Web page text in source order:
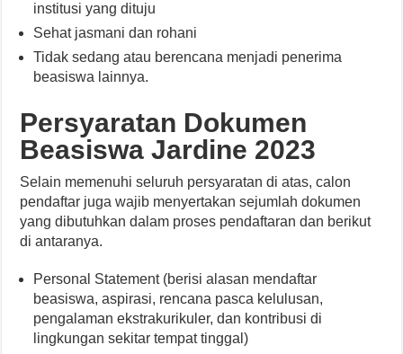
institusi yang dituju
Sehat jasmani dan rohani
Tidak sedang atau berencana menjadi penerima
beasiswa lainnya.
Persyaratan Dokumen
Beasiswa Jardine 2023
Selain memenuhi seluruh persyaratan di atas, calon
pendaftar juga wajib menyertakan sejumlah dokumen
yang dibutuhkan dalam proses pendaftaran dan berikut
di antaranya.
Personal Statement (berisi alasan mendaftar
beasiswa, aspirasi, rencana pasca kelulusan,
pengalaman ekstrakurikuler, dan kontribusi di
lingkungan sekitar tempat tinggal)